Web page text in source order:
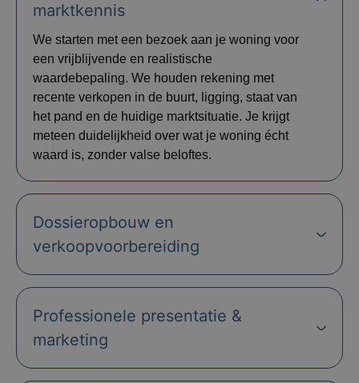
marktkennis
We starten met een bezoek aan je woning voor
een vrijblijvende en realistische
waardebepaling. We houden rekening met
recente verkopen in de buurt, ligging, staat van
het pand en de huidige marktsituatie. Je krijgt
meteen duidelijkheid over wat je woning écht
waard is, zonder valse beloftes.
Dossieropbouw en
verkoopvoorbereiding
Professionele presentatie &
marketing